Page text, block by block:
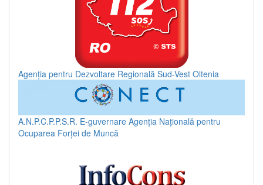
Agenția pentru Dezvoltare Regională Sud-Vest Oltenia
A.N.P.C.P.P.S.R. E-guvernare Agenția Națională pentru
Ocuparea Forței de Muncă